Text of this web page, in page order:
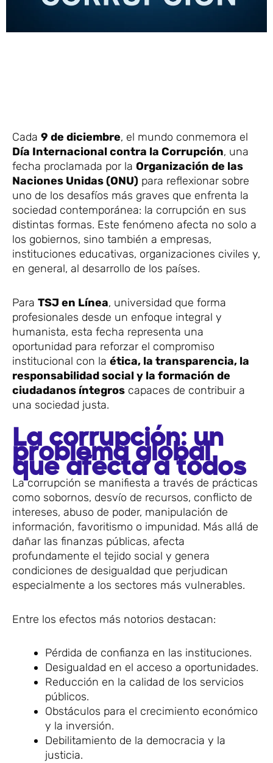
Cada 9 de diciembre, el mundo conmemora el
Día Internacional contra la Corrupción, una
fecha proclamada por la Organización de las
Naciones Unidas (ONU) para reflexionar sobre
uno de los desafíos más graves que enfrenta la
sociedad contemporánea: la corrupción en sus
distintas formas. Este fenómeno afecta no solo a
los gobiernos, sino también a empresas,
instituciones educativas, organizaciones civiles y,
en general, al desarrollo de los países.
Para TSJ en Línea, universidad que forma
profesionales desde un enfoque integral y
humanista, esta fecha representa una
oportunidad para reforzar el compromiso
institucional con la ética, la transparencia, la
responsabilidad social y la formación de
ciudadanos íntegros capaces de contribuir a
una sociedad justa.
La corrupción: un
problema global
que afecta a todos
La corrupción se manifiesta a través de prácticas
como sobornos, desvío de recursos, conflicto de
intereses, abuso de poder, manipulación de
información, favoritismo o impunidad. Más allá de
dañar las finanzas públicas, afecta
profundamente el tejido social y genera
condiciones de desigualdad que perjudican
especialmente a los sectores más vulnerables.
Entre los efectos más notorios destacan:
Pérdida de confianza en las instituciones.
Desigualdad en el acceso a oportunidades.
Reducción en la calidad de los servicios
públicos.
Obstáculos para el crecimiento económico
y la inversión.
Debilitamiento de la democracia y la
justicia.